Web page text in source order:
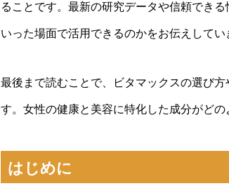
ることです。最新の研究データや信頼でき
いった場面で活用できるのかをお伝えしてい
最後まで読むことで、ビタマックスの選び
す。女性の健康と美容に特化した成分がど
はじめに